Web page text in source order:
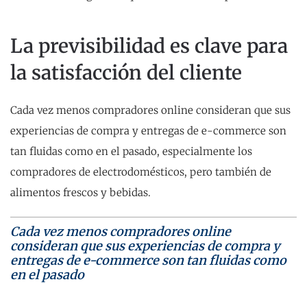
La previsibilidad es clave para
la satisfacción del cliente
Cada vez menos compradores online consideran que sus
experiencias de compra y entregas de e-commerce son
tan fluidas como en el pasado, especialmente los
compradores de electrodomésticos, pero también de
alimentos frescos y bebidas.
Cada vez menos compradores online
consideran que sus experiencias de compra y
entregas de e-commerce son tan fluidas como
en el pasado